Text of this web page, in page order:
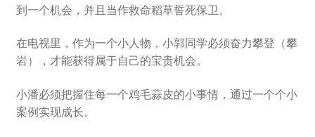
到一个机会，并且当作救命稻草誓死保卫。
在电视里，作为一个小人物，小郭同学必须奋力攀登（攀
岩），才能获得属于自己的宝贵机会。
小潘必须把握住每一个鸡毛蒜皮的小事情，通过一个个小
案例实现成长。